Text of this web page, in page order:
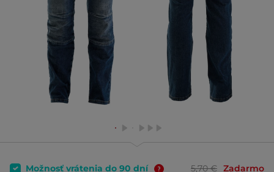
Možnosť vrátenia do 90 dní 5,70 € Zadarmo